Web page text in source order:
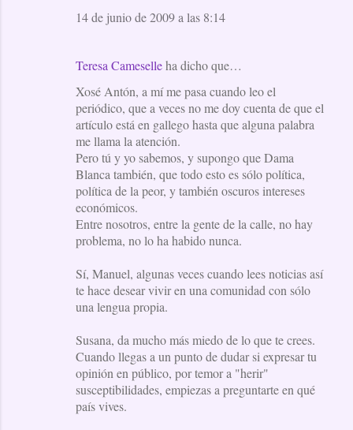
14 de junio de 2009 a las 8:14
Teresa Cameselleha dicho que…
Xosé Antón, a mí me pasa cuando leo el
periódico, que a veces no me doy cuenta de que el
artículo está en gallego hasta que alguna palabra
me llama la atención.
Pero tú y yo sabemos, y supongo que Dama
Blanca también, que todo esto es sólo política,
política de la peor, y también oscuros intereses
económicos.
Entre nosotros, entre la gente de la calle, no hay
problema, no lo ha habido nunca.
Sí, Manuel, algunas veces cuando lees noticias así
te hace desear vivir en una comunidad con sólo
una lengua propia.
Susana, da mucho más miedo de lo que te crees.
Cuando llegas a un punto de dudar si expresar tu
opinión en público, por temor a "herir"
susceptibilidades, empiezas a preguntarte en qué
país vives.